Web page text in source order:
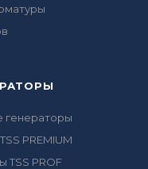
генераторы
PREMIUM
TSS PROF